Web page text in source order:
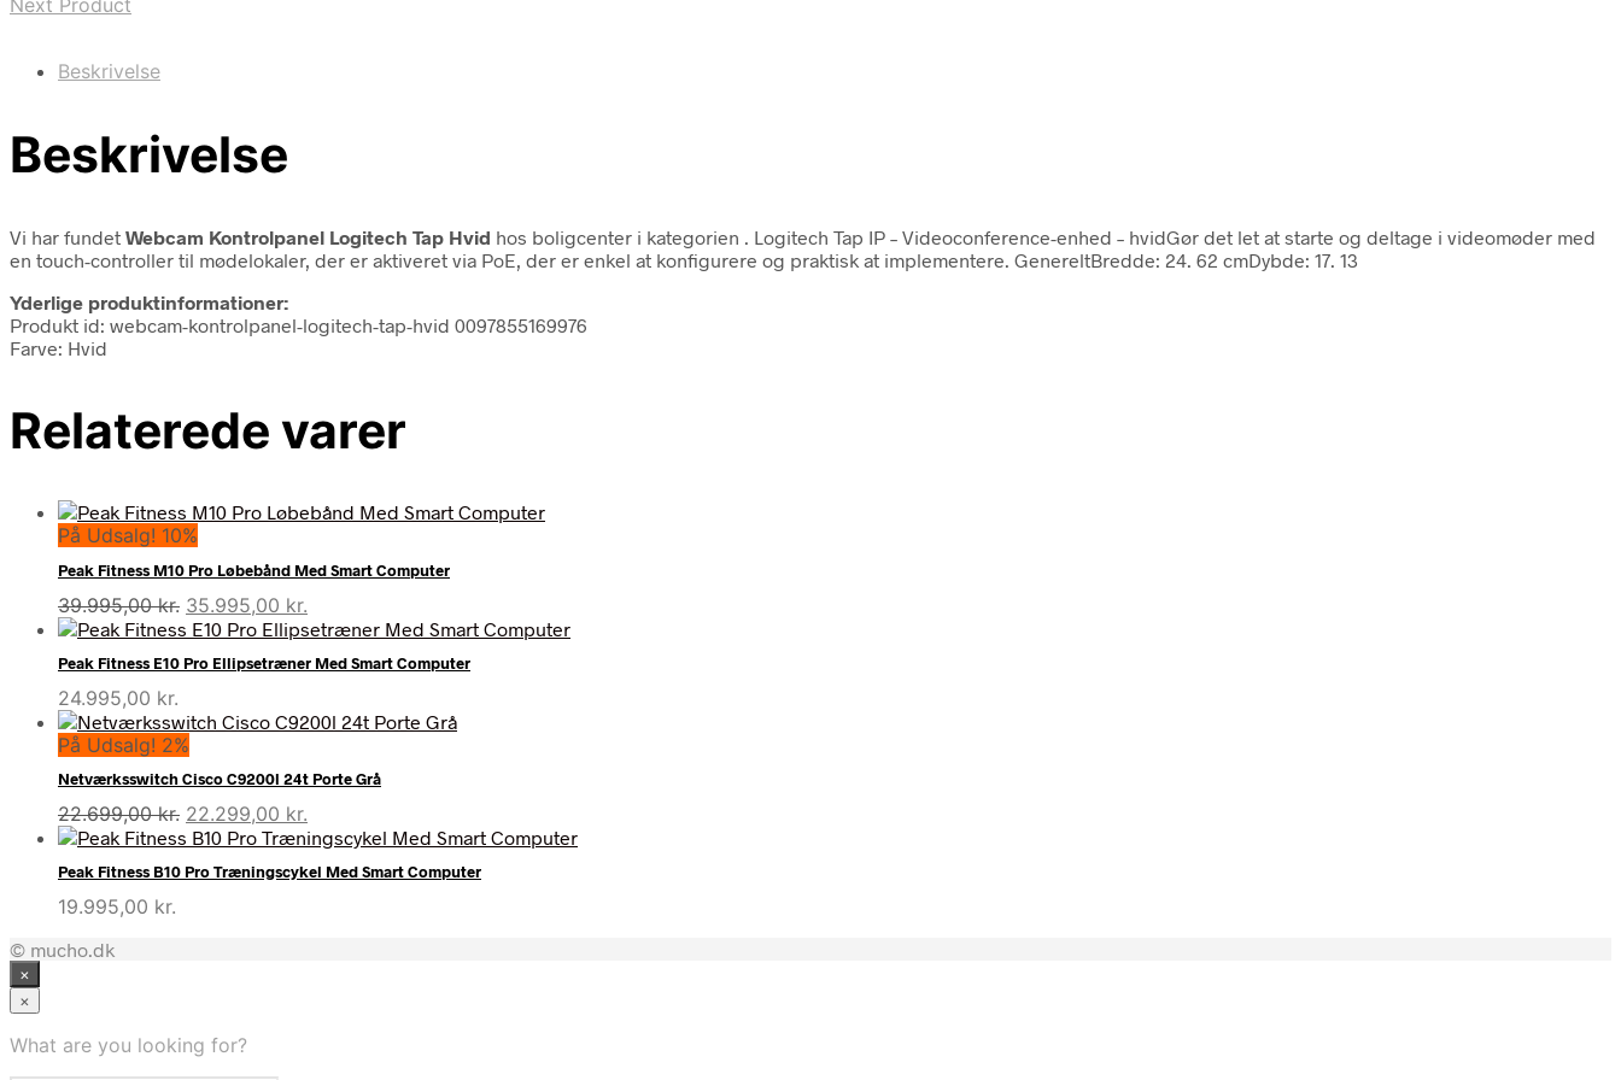
Beskrivelse
Beskrivelse
Vi har fundet Webcam Kontrolpanel Logitech Tap Hvid hos boligcenter i kategorien
. Logitech Tap IP – Videoconference-enhed – hvidGør det let at starte og deltage i videomøder med
en touch-controller til mødelokaler, der er aktiveret via PoE, der er enkel at konfigurere og praktisk at implementere. GenereltBredde: 24. 62 cmDybde: 17. 13
Yderlige produktinformationer:
Produkt id: webcam-kontrolpanel-logitech-tap-hvid 0097855169976
Farve: Hvid
Relaterede varer
På Udsalg! 10%
Peak Fitness M10 Pro Løbebånd Med Smart Computer
39.995,00kr. Den
oprindelige
pris
var:
35.995,00 kr.
aktuelle
pris
er:
Peak Fitness E10 Pro Ellipsetræner Med Smart Computer
24.995,00 kr.
På Udsalg! 2%
Netværksswitch Cisco C9200l 24t Porte Grå
22.699,00kr. Den
oprindelige
pris
var:
22.299,00 kr.
aktuelle
pris
er:
Peak Fitness B10 Pro Træningscykel Med Smart Computer
19.995,00 kr.
© mucho.dk
×
×
What are you looking for?